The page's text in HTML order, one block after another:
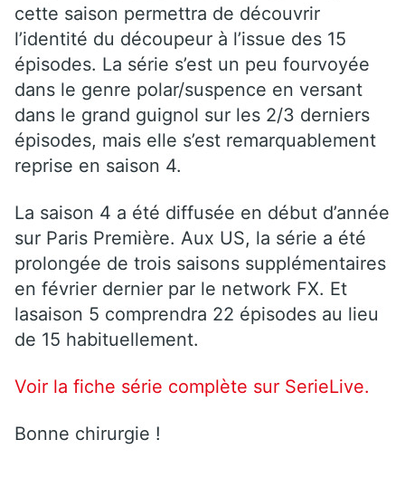
cette saison permettra de découvrir
l’identité du découpeur à l’issue des 15
épisodes. La série s’est un peu fourvoyée
dans le genre polar/suspence en versant
dans le grand guignol sur les 2/3 derniers
épisodes, mais elle s’est remarquablement
reprise en saison 4.
La saison 4 a été diffusée en début d’année
sur Paris Première. Aux US, la série a été
prolongée de trois saisons supplémentaires
en février dernier par le network FX. Et
lasaison 5 comprendra 22 épisodes au lieu
de 15 habituellement.
Voir la fiche série complète sur SerieLive.
Bonne chirurgie !